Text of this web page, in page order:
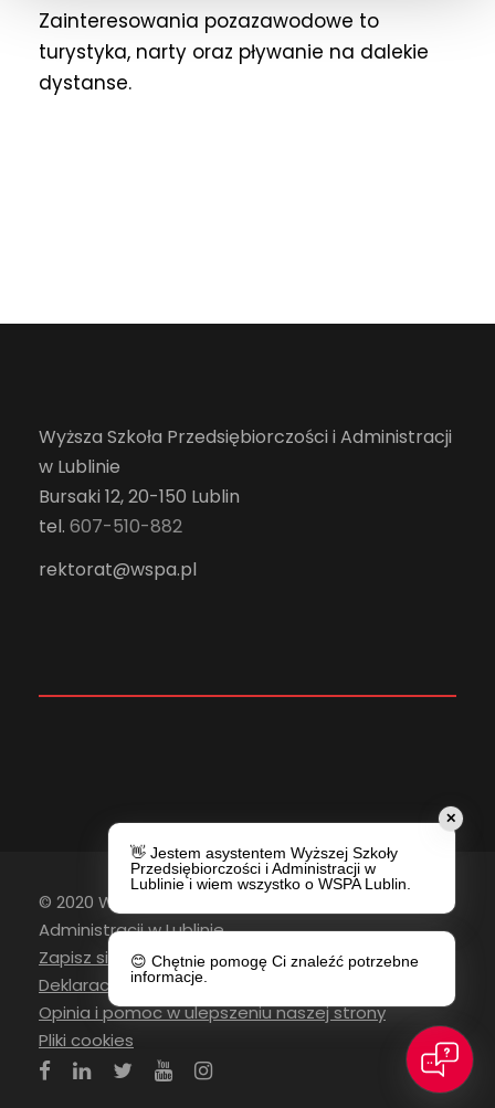
Zainteresowania pozazawodowe to
turystyka, narty oraz pływanie na dalekie
dystanse.
Wyższa Szkoła Przedsiębiorczości i Administracji
w Lublinie
Bursaki 12, 20-150 Lublin
tel. 607-510-882
rektorat@wspa.pl
© 2020 Wyższa Szkoła Przedsiębiorczości i
Administracji w Lublinie
Zapisz się do newslettera
Deklaracja Dostępności
Opinia i pomoc w ulepszeniu naszej strony
Pliki cookies
✕
👋 Jestem asystentem Wyższej Szkoły
Przedsiębiorczości i Administracji w
Lublinie i wiem wszystko o WSPA Lublin.
😊 Chętnie pomogę Ci znaleźć potrzebne
informacje.